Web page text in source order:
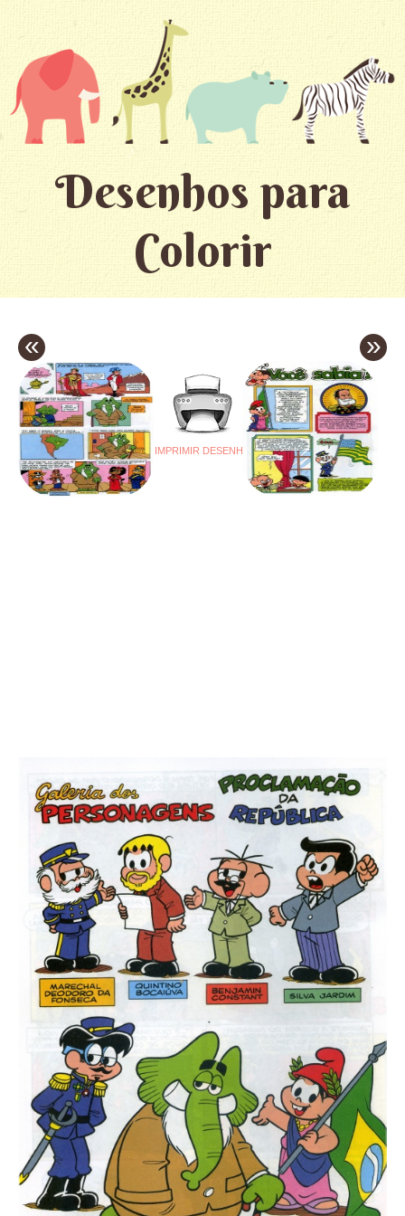
Desenhos para
Colorir
«
IMPRIMIR DESENHO
»